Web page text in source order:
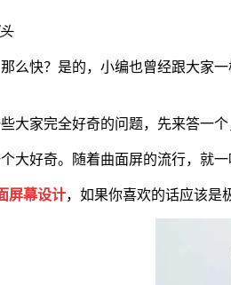
么快？是的，小编也曾经跟大家
大家完全好奇的问题，先来答一个
大好奇。随着曲面屏的流行，就
屏幕设计，如果你喜欢的话应该是